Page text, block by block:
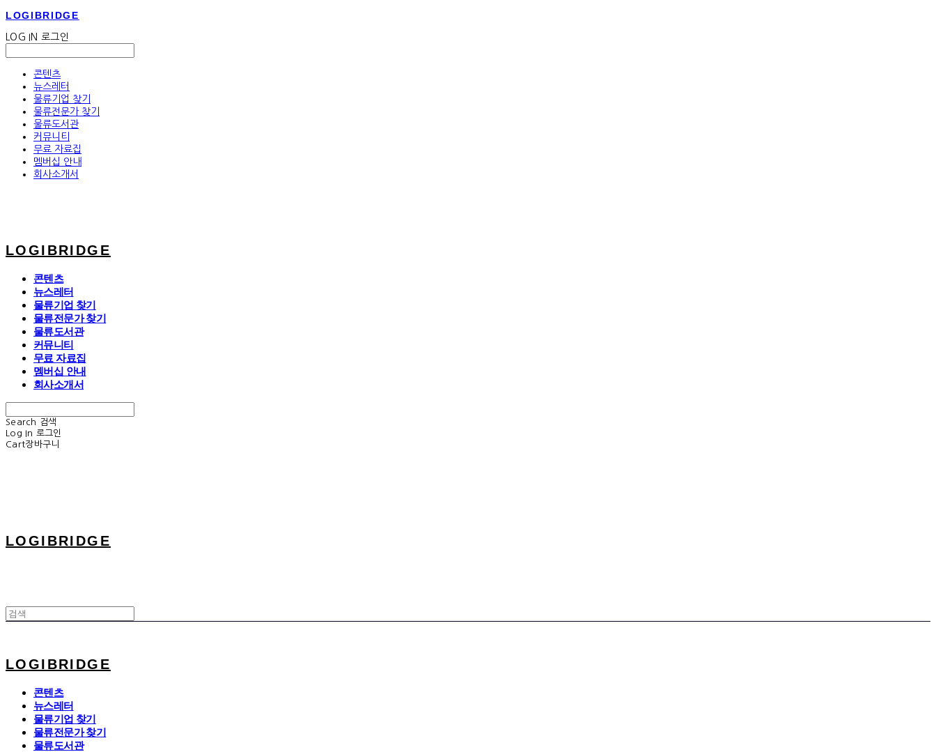
LOGIBRIDGE
LOG IN 로그인
콘텐츠
뉴스레터
물류기업 찾기
물류전문가 찾기
물류도서관
커뮤니티
무료 자료집
멤버십 안내
회사소개서
LOGIBRIDGE
콘텐츠
뉴스레터
물류기업 찾기
물류전문가 찾기
물류도서관
커뮤니티
무료 자료집
멤버십 안내
회사소개서
Search
검색
Log In 로그인
Cart장바구니
LOGIBRIDGE
LOGIBRIDGE
콘텐츠
뉴스레터
물류기업 찾기
물류전문가 찾기
물류도서관